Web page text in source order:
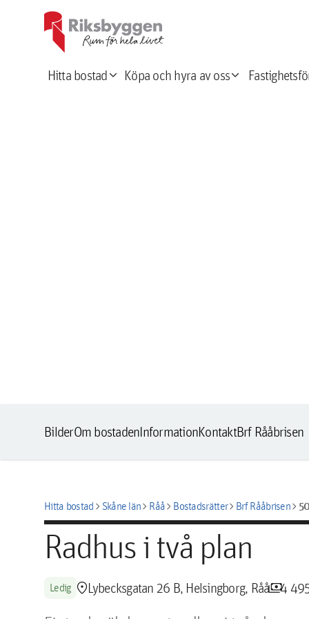
Hitta bostadexpand_more Köpa och hyra av ossexpand_more
BilderOm bostadenInformationKontaktBrf Rååbrisen
Hitta bostadchevron_rightSkåne länchevron_rightRååchevron_rightBostadsrätterchevron_rightBrf Rååbrisenchevron_right
Radhus i två plan
Ledig location_pinLybecksgatan 26 B, Helsingborg, Rååpayments4